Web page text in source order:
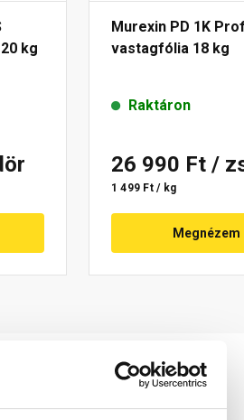
kg
Murexin PD 1K
vastagfólia 18 kg
Raktáron
26 990 Ft /
1 499 Ft / kg
Megnézem